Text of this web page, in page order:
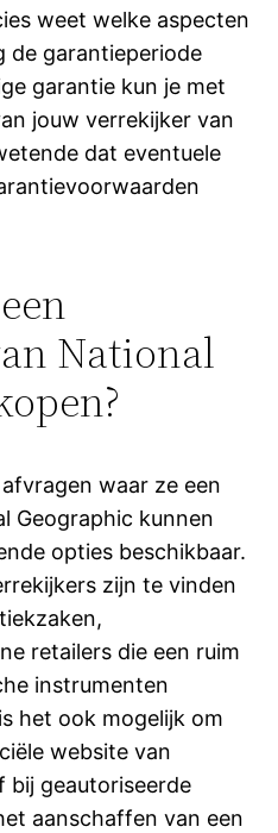
weet welke aspecten
de garantieperiode
garantie kun je met
jouw verrekijker van
dat eventuele
National
waar ze een
Geographic kunnen
opties beschikbaar.
zijn te vinden
retailers die een ruim
instrumenten
het ook mogelijk om
website van
bij geautoriseerde
aanschaffen van een